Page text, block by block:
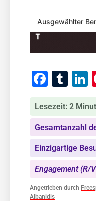
Ausgewählter
Lesezeit: 2
Gesamtanzahl
Einzigartige
Engagement (R/
Angetrieben durch
Albanidis